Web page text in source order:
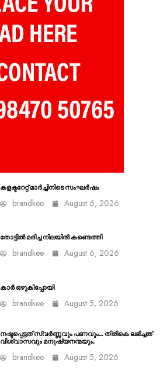
കളക്ടറേറ്റ് മാർച്ചിനിടെ സംഘർഷം
brandkee August 6, 2026
തോട്ടിൽ മരിച്ച നിലയിൽ കണ്ടെത്തി
brandkee August 6, 2026
കാർ ഒഴുകിപ്പോയി
brandkee August 5, 2026
നഷ്ടപ്പെട്ടത് സ്വർണ്ണവും പണവും… തിരികെ ലഭിച്ചത്
വിശ്വാസവും മനുഷ്യനന്മയും.
brandkee August 5, 2026